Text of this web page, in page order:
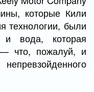
которые Кили
технологии, были
вода, которая
что, пожалуй, и